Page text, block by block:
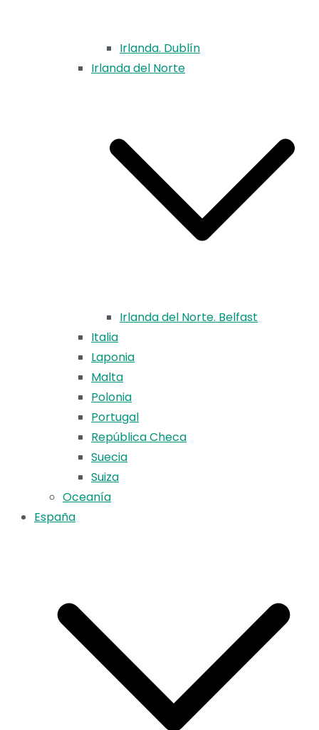
Irlanda. Dublín
Irlanda del Norte
Irlanda del Norte. Belfast
Italia
Laponia
Malta
Polonia
Portugal
República Checa
Suecia
Suiza
Oceanía
España